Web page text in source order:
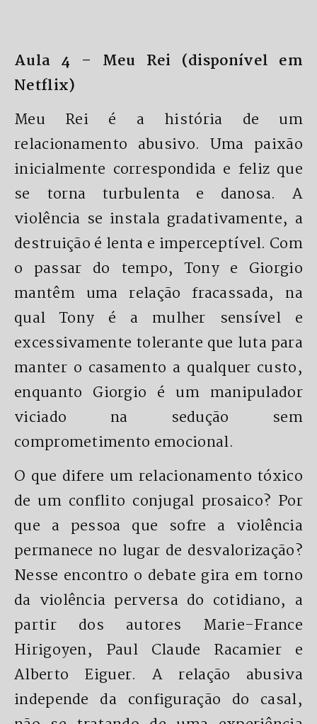
Aula 4 – Meu Rei (disponível em
Netflix)
Meu Rei é a história de um
relacionamento abusivo. Uma paixão
inicialmente correspondida e feliz que
se torna turbulenta e danosa. A
violência se instala gradativamente, a
destruição é lenta e imperceptível. Com
o passar do tempo, Tony e Giorgio
mantêm uma relação fracassada, na
qual Tony é a mulher sensível e
excessivamente tolerante que luta para
manter o casamento a qualquer custo,
enquanto Giorgio é um manipulador
viciado na sedução sem
comprometimento emocional.
O que difere um relacionamento tóxico
de um conflito conjugal prosaico? Por
que a pessoa que sofre a violência
permanece no lugar de desvalorização?
Nesse encontro o debate gira em torno
da violência perversa do cotidiano, a
partir dos autores Marie-France
Hirigoyen, Paul Claude Racamier e
Alberto Eiguer. A relação abusiva
independe da configuração do casal,